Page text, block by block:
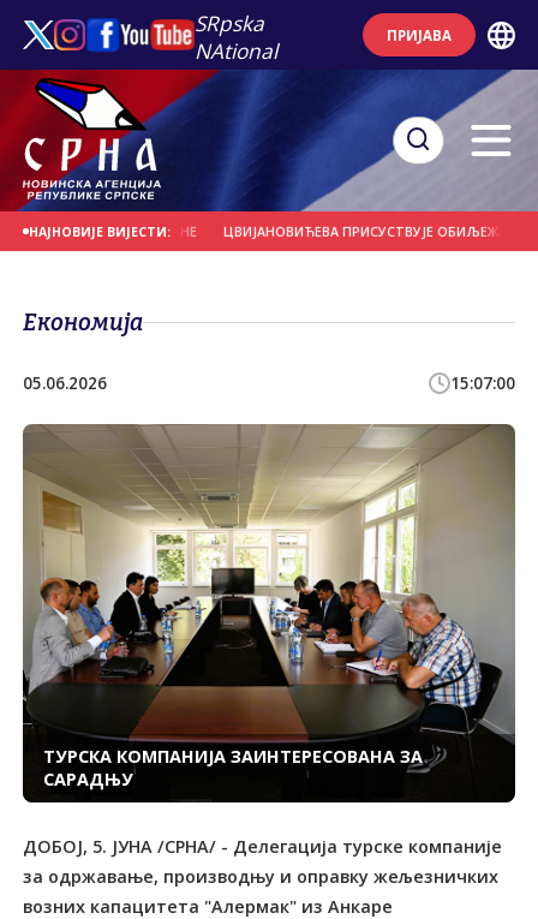
SRpska
NAtional
ПРИЈАВА
НАЈНОВИЈЕ ВИЈЕСТИ:
ХЕРОЈИМА ОДБРАНЕ ЦВИЈАНОВИЋЕВА ПРИСУСТВУЈЕ ОБИЉЕЖАВАЊУ
Економија
05.06.2026 15:07:00
ТУРСКА КОМПАНИЈА ЗАИНТЕРЕСОВАНА ЗА
САРАДЊУ
ДОБОЈ, 5. ЈУНА /СРНА/ - Делегација турске компаније
за одржавање, производњу и оправку жељезничких
возних капацитета "Алермак" из Анкаре